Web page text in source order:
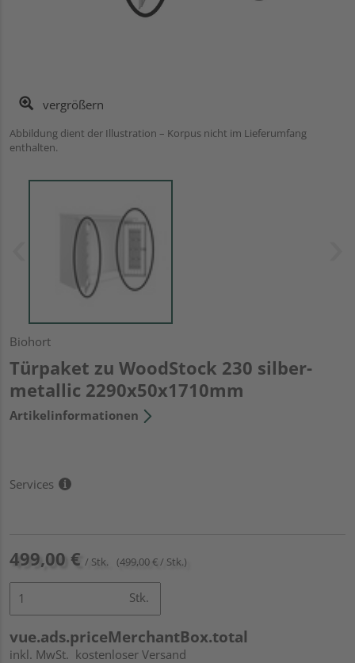
vergrößern
Abbildung dient der Illustration – Korpus nicht im Lieferumfang
enthalten.
Biohort
Türpaket zu WoodStock 230 silber-
metallic 2290x50x1710mm
Artikelinformationen
Services
499,00 € / Stk. (499,00 € / Stk.)
Stk.
vue.ads.priceMerchantBox.total
inkl. MwSt. kostenloser Versand